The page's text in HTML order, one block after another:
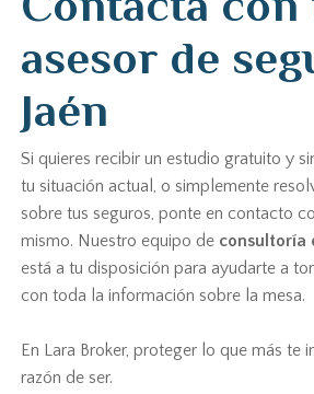
asesor de
Jaén
Si quieres recibir un estudio gratuito y
tu situación actual, o simplemente
sobre tus seguros, ponte en contacto
mismo. Nuestro equipo de consultoría
está a tu disposición para ayudarte a
con toda la información sobre la mesa.
En Lara Broker, proteger lo que más te
razón de ser.